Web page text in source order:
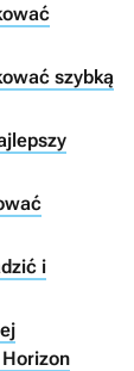
szybką
i